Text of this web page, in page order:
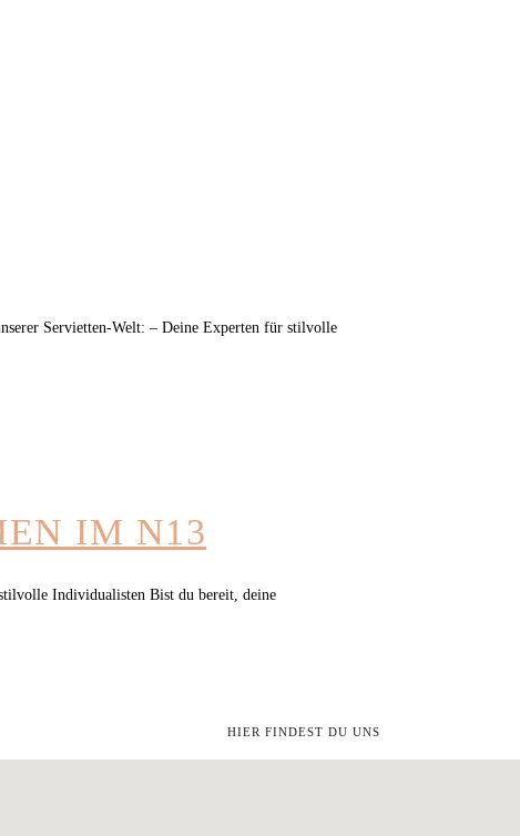
Servietten-Welt: – Deine Experten für stilvolle
IM N13
Individualisten Bist du bereit, deine
HIER FINDEST DU UNS